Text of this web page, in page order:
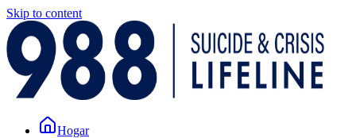
Skip to content
Hogar